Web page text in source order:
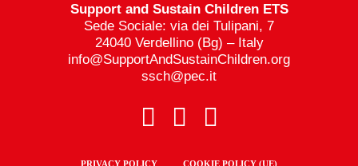
Support and Sustain Children ETS
Sede Sociale: via dei Tulipani, 7
24040 Verdellino (Bg) – Italy
info@SupportAndSustainChildren.org
ssch@pec.it
PRIVACY POLICY COOKIE POLICY (UE)